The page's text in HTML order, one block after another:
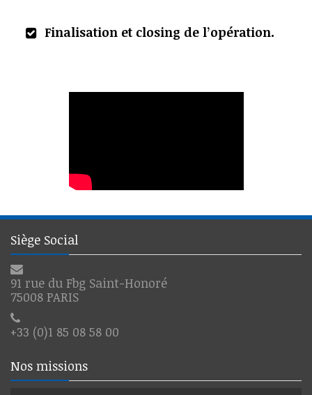
Finalisation et closing de l’opération.
Siège Social
91 rue du Fbg Saint-Honoré
75008 PARIS
+33 (0)1 85 08 58 00
Nos missions